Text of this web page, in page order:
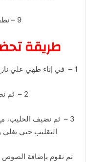
9 – نطفئ عليها ونتركها جانبا.
طريقة
1 – في إناء طهي علي نار متوسطة متوسطة، نضع الذبدة او السمن.
2 – ثم نضيف الدقيق ويشوح قليلا.
3 – ثم نضيف الحليب،
التقليب حتي
ثم نقوم بإضافة